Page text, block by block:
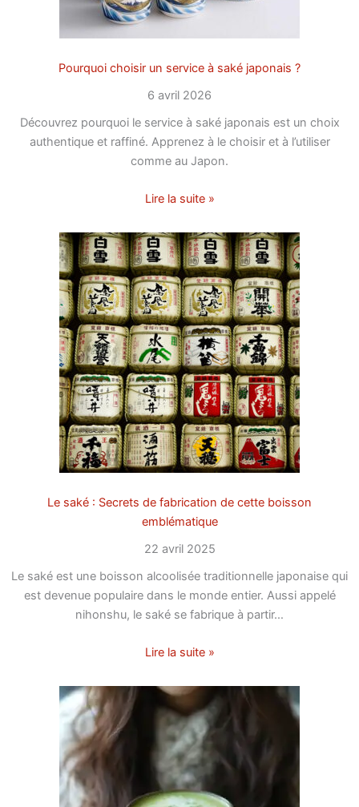
Pourquoi choisir un service à saké japonais ?
6 avril 2026
Découvrez pourquoi le service à saké japonais est un choix
authentique et raffiné. Apprenez à le choisir et à l’utiliser
comme au Japon.
Lire la suite »
Le saké : Secrets de fabrication de cette boisson
emblématique
22 avril 2025
Le saké est une boisson alcoolisée traditionnelle japonaise qui
est devenue populaire dans le monde entier. Aussi appelé
nihonshu, le saké se fabrique à partir…
Lire la suite »